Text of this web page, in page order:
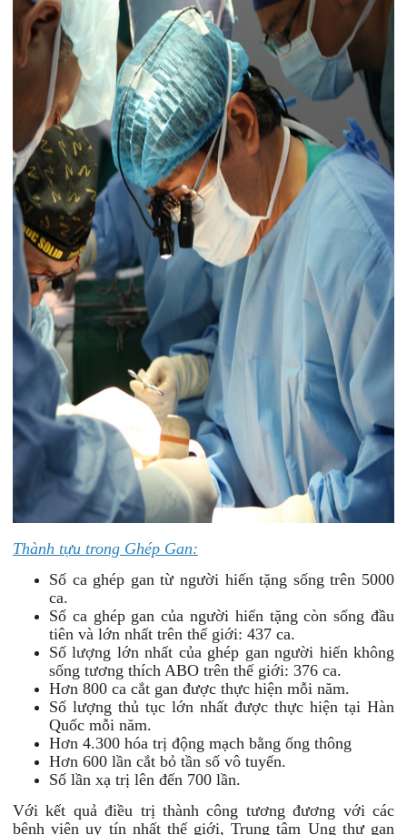
Thành tựu trong Ghép Gan:
Số ca ghép gan từ người hiến tặng sống trên 5000
ca.
Số ca ghép gan của người hiến tặng còn sống đầu
tiên và lớn nhất trên thế giới: 437 ca.
Số lượng lớn nhất của ghép gan người hiến không
sống tương thích ABO trên thế giới: 376 ca.
Hơn 800 ca cắt gan được thực hiện mỗi năm.
Số lượng thủ tục lớn nhất được thực hiện tại Hàn
Quốc mỗi năm.
Hơn 4.300 hóa trị động mạch bằng ống thông
Hơn 600 lần cắt bỏ tần số vô tuyến.
Số lần xạ trị lên đến 700 lần.
Vớikết quả điều trị thành công tương đương với các
bệnh viện uy tín nhất thế giới, Trung tâm Ung thư gan